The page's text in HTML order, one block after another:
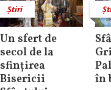
Știri
Un sfert de
secol de la
sfințirea
Bisericii
în